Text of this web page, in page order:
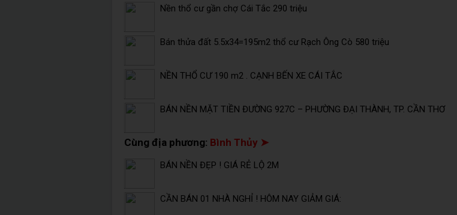
Nền thổ cư gần chợ Cái Tắc 290 triệu
Bán thửa đất 5.5x34=195m2 thổ cư Rạch Ông Cò 580 triệu
NỀN THỔ CƯ 190 m2 . CẠNH BẾN XE CÁI TẮC
BÁN NỀN MẶT TIỀN ĐƯỜNG 927C – PHƯỜNG ĐẠI THÀNH, TP. CẦN THƠ
Cùng địa phương: Bình Thủy ➤
BÁN NỀN ĐẸP ! GIÁ RẺ LỘ 2M
CẦN BÁN 01 NHÀ NGHỈ ! HÔM NAY GIẢM GIÁ: